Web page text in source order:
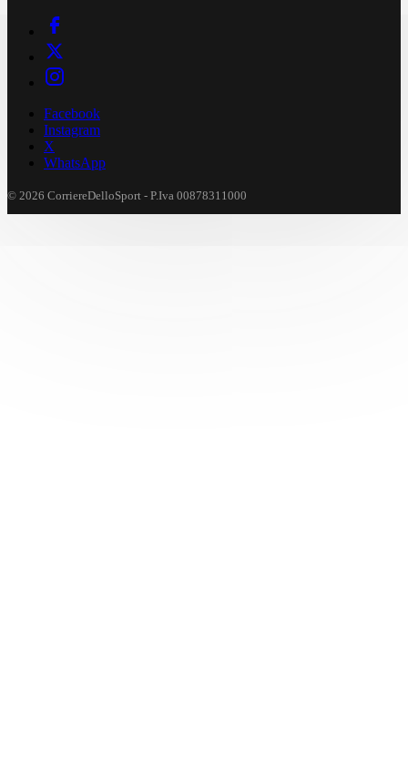
Facebook
Instagram
X
WhatsApp
© 2026 CorriereDelloSport - P.Iva 00878311000